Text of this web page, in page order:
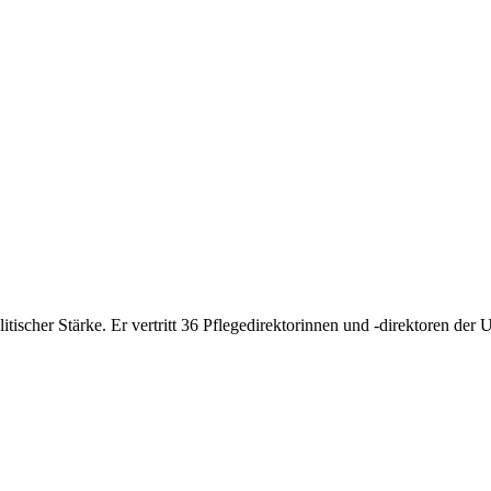
Stärke. Er vertritt 36 Pflegedirektorinnen und -direktoren der